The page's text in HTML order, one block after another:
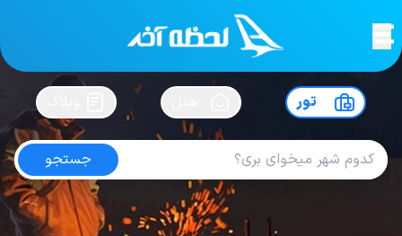
لحظه آخرسفرت رو بساز !
تور
جستجو
تور کربلا تاسوعا و عاشورا
4.8 از5| از100 کاربر